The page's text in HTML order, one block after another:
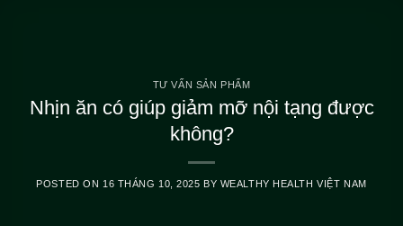
TƯ VẤN SẢN PHẨM
Nhịn ăn có giúp giảm mỡ nội tạng được
không?
POSTED ON 16 THÁNG 10, 2025 BY WEALTHY HEALTH VIỆT NAM